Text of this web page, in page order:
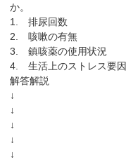
か。
1. 排尿回数
2. 咳嗽の有無
3. 鎮咳薬の使用状況
4. 生活上のストレス要因
解答解説
↓
↓
↓
↓
↓